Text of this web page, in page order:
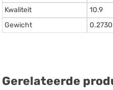
Kwaliteit
10.9
Gewicht
0.2730
Gerelateerde